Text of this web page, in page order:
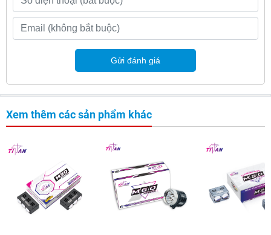
Gửi đánh giá
Xem thêm các sản phẩm khác